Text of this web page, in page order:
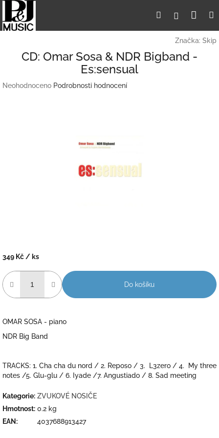
obsah
HledatPřihlášení
Značka: Skip
CD: Omar Sosa & NDR Bigband -
Es:sensual
Průměrné
Neohodnoceno Podrobnosti hodnocení
349 Kč / ks
cena:
Do košíku
OMAR SOSA - piano
NDR Big Band
TRACKS: 1. Cha cha du nord / 2. Reposo / 3. L3zero / 4. My three
notes /5. Glu-glu / 6. Iyade /7. Angustiado / 8. Sad meeting
Kategorie: ZVUKOVÉ NOSIČE
Hmotnost: 0.2 kg
EAN : 4037688913427